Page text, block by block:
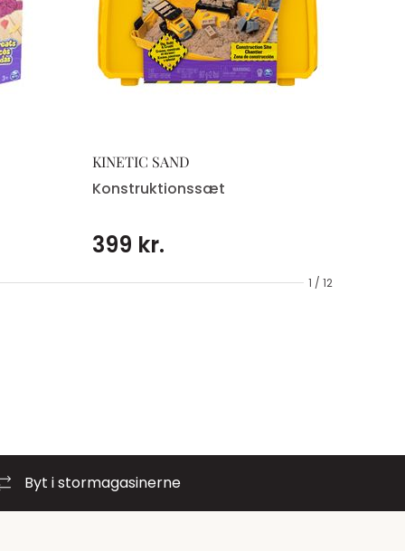
1 / 12
KINETIC SAND
Konstruktionssæt
399 kr.
Byt i stormagasinerne